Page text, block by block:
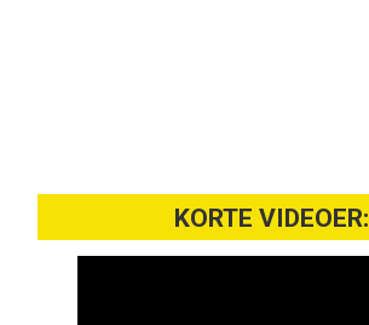
KORTE VIDEOER: